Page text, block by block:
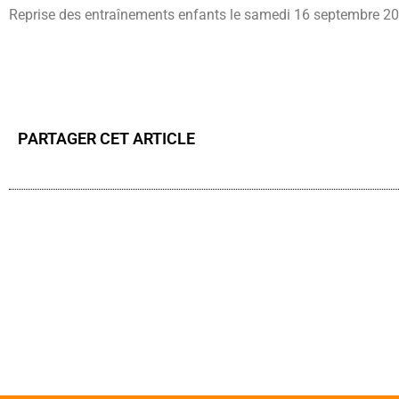
Reprise des entraînements enfants le samedi 16 septembre
PARTAGER CET ARTICLE